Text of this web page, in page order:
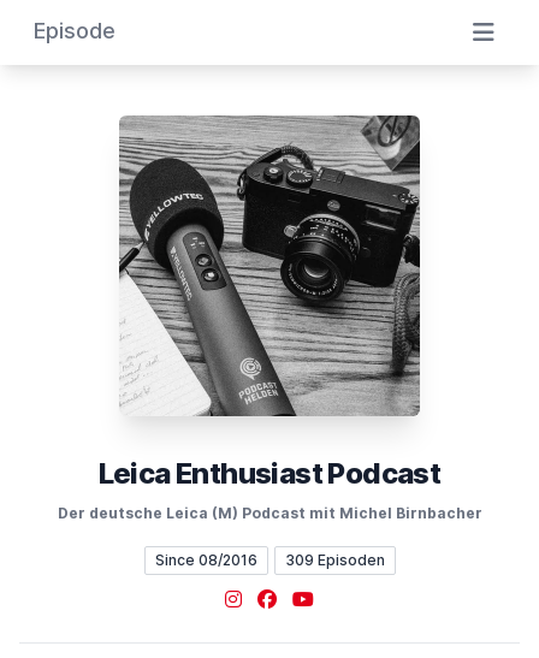
Episode
Leica Enthusiast Podcast
Der deutsche Leica (M) Podcast mit Michel Birnbacher
Since 08/2016 309 Episoden
Instagram
Facebook
YouTube